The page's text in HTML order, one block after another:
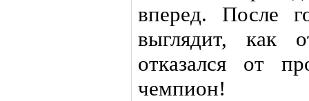
вперед. После
выглядит, как
отказался от
чемпион!